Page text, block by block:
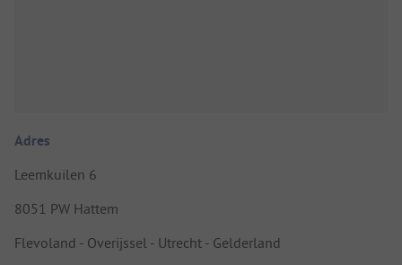
Adres
Leemkuilen 6
8051 PW Hattem
Flevoland - Overijssel - Utrecht - Gelderland